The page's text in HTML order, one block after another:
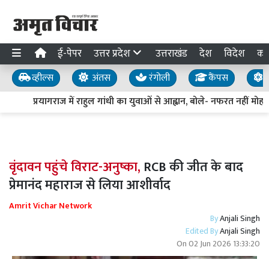
ई-पेपर उत्तर प्रदेश उत्तराखंड देश विदेश
व्हील्स अंतस रंगोली कैंपस
प्रयागराज में राहुल गांधी का युवाओं से आह्वान, बोले- नफरत नहीं
वृंदावन पहुंचे विराट-अनुष्का, RCB की जीत के बाद
प्रेमानंद महाराज से लिया आशीर्वाद
Amrit Vichar Network
ByAnjali Singh
Edited ByAnjali Singh
On02 Jun 2026 13:33:20